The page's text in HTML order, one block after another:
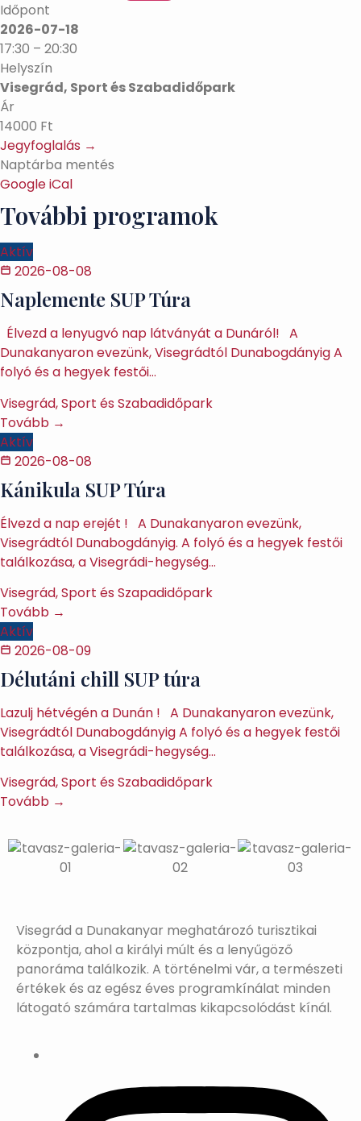
Időpont
2026-07-18
17:30 – 20:30
Helyszín
Visegrád, Sport és Szabadidőpark
Ár
14000 Ft
Jegyfoglalás →
Naptárba mentés
GoogleiCal
További programok
Aktív
2026-08-08
Naplemente SUP Túra
Élvezd a lenyugvó nap látványát a Dunáról! A
Dunakanyaron evezünk, Visegrádtól Dunabogdányig A
folyó és a hegyek festői…
Visegrád, Sport és Szabadidőpark
Tovább →
Aktív
2026-08-08
Kánikula SUP Túra
Élvezd a nap erejét ! A Dunakanyaron evezünk,
Visegrádtól Dunabogdányig. A folyó és a hegyek festői
találkozása, a Visegrádi-hegység…
Visegrád, Sport és Szapadidőpark
Tovább →
Aktív
2026-08-09
Délutáni chill SUP túra
Lazulj hétvégén a Dunán ! A Dunakanyaron evezünk,
Visegrádtól Dunabogdányig A folyó és a hegyek festői
találkozása, a Visegrádi-hegység…
Visegrád, Sport és Szabadidőpark
Tovább →
Visegrád a Dunakanyar meghatározó turisztikai
központja, ahol a királyi múlt és a lenyűgöző
panoráma találkozik. A történelmi vár, a természeti
értékek és az egész éves programkínálat minden
látogató számára tartalmas kikapcsolódást kínál.